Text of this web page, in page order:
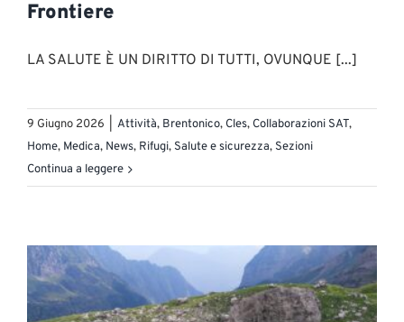
Frontiere
LA SALUTE È UN DIRITTO DI TUTTI, OVUNQUE [...]
9 Giugno 2026 Attività, Brentonico, Cles, Collaborazioni SAT,
Home, Medica, News, Rifugi, Salute e sicurezza, Sezioni
Continua a leggere